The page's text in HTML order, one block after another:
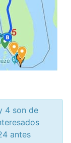
4 son de
antes